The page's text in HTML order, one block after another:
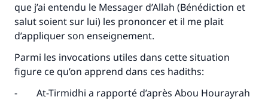
que j’ai entendu le Messager d’Allah (Bénédiction et
salut soient sur lui) les prononcer et il me plait
d’appliquer son enseignement.
Parmi les invocations utiles dans cette situation
figure ce qu’on apprend dans ces hadiths:
- At-Tirmidhi a rapporté d’après Abou Hourayrah